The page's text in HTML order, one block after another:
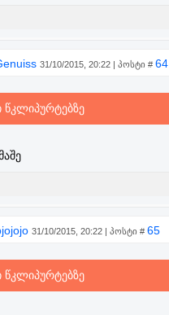
31/10/2015, 20:22 | პოსტი # 64
წკლიპურტებზე
31/10/2015, 20:22 | პოსტი # 65
წკლიპურტებზე